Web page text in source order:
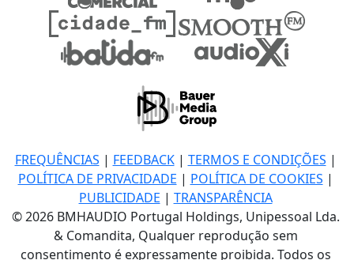
FREQUÊNCIAS | FEEDBACK| TERMOS E CONDIÇÕES |
POLÍTICA DE PRIVACIDADE | POLÍTICA DE COOKIES |
PUBLICIDADE | TRANSPARÊNCIA
© 2026 BMHAUDIO Portugal Holdings, Unipessoal Lda.
& Comandita, Qualquer reprodução sem
consentimento é expressamente proibida. Todos os